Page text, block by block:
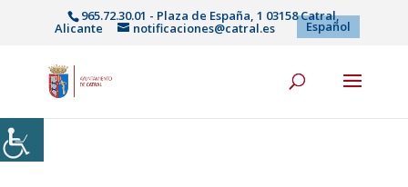
965.72.30.01 - Plaza de España, 1 03158 Catral,
Alicante notificaciones@catral.es Español